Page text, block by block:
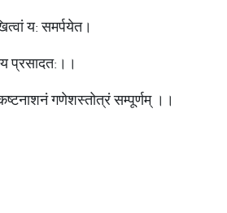
य: समर्पयेत।
प्रसादत:।।
गणेशस्तोत्रं सम्पूर्णम् ।।